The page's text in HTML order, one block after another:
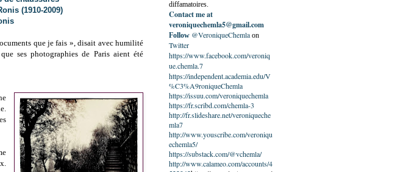
(1910-2009)
que je fais », disait avec humilité
ses photographies de Paris aient été
diffamatoires.
Contact me at
veroniquechemla5@gmail.com
Follow @VeroniqueChemlaon
Twitter
https://www.facebook.com/veroniq
ue.chemla.7
https://independent.academia.edu/V
%C3%A9roniqueChemla
https://issuu.com/veroniquechemla
https://fr.scribd.com/chemla-3
http://fr.slideshare.net/veroniqueche
mla7
http://www.youscribe.com/veroniqu
echemla5/
https://substack.com/@vchemla/
http://www.calameo.com/accounts/4